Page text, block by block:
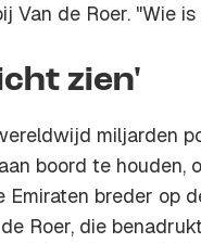
Van de Roer. "Wie
zien'
miljarden
boord te houden,
Emiraten breder op
Roer, die